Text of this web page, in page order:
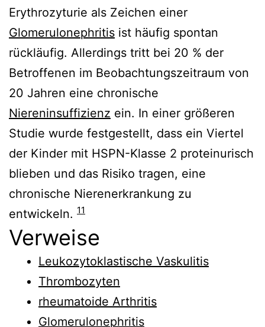
Erythrozyturie als Zeichen einer
Glomerulonephritis ist häufig spontan
rückläufig. Allerdings tritt bei 20 % der
Betroffenen im Beobachtungszeitraum von
20 Jahren eine chronische
Niereninsuffizienz ein. In einer größeren
Studie wurde festgestellt, dass ein Viertel
der Kinder mit HSPN-Klasse 2 proteinurisch
blieben und das Risiko tragen, eine
chronische Nierenerkrankung zu
entwickeln. 11
Verweise
Leukozytoklastische Vaskulitis
Thrombozyten
rheumatoide Arthritis
Glomerulonephritis